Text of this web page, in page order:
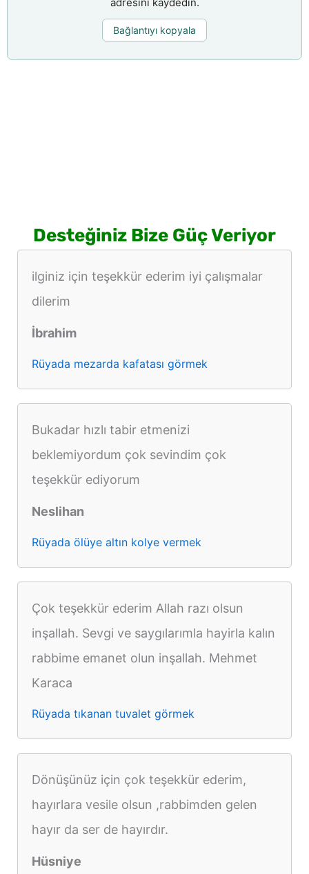
Bağlantıyı kopyala
Desteğiniz Bize Güç Veriyor
ilginiz için teşekkür ederim iyi çalışmalar
dilerim
İbrahim
Rüyada mezarda kafatası görmek
Bukadar hızlı tabir etmenizi
beklemiyordum çok sevindim çok
teşekkür ediyorum
Neslihan
Rüyada ölüye altın kolye vermek
Çok teşekkür ederim Allah razı olsun
inşallah. Sevgi ve saygılarımla hayirla kalın
rabbime emanet olun inşallah. Mehmet
Karaca
Rüyada tıkanan tuvalet görmek
Dönüşünüz için çok teşekkür ederim,
hayırlara vesile olsun ,rabbimden gelen
hayır da ser de hayırdır.
Hüsniye